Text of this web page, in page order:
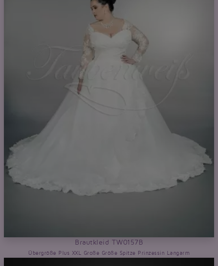
Brautkleid TW0157B
Übergröße Plus XXL Große Größe Spitze Prinzessin Langarm